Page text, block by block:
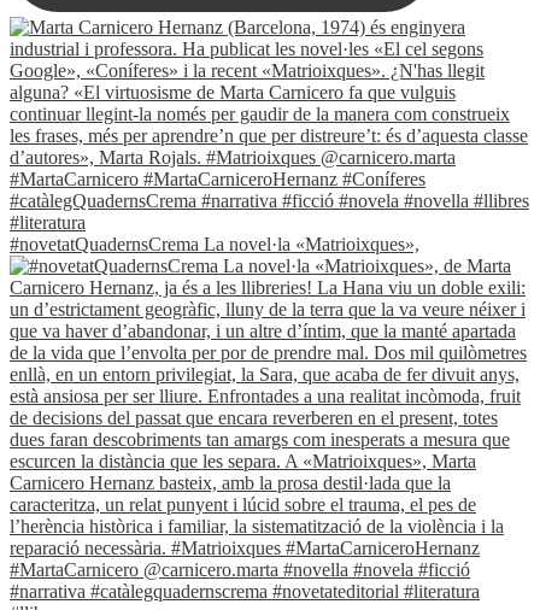
#novetatQuadernsCrema La novel·la «Matrioixques»,